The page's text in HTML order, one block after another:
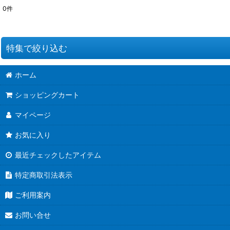
並び順 :
0件
特集で絞り込む
お道具類
クイリングキット
ペーパー類
●ウエディング●
★クリスマス特集★
ホーム
ショッピングカート
マイページ
お気に入り
最近チェックしたアイテム
特定商取引法表示
ご利用案内
お問い合せ